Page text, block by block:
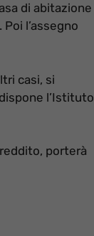
di abitazione
l’assegno
casi, si
l’Istituto
porterà